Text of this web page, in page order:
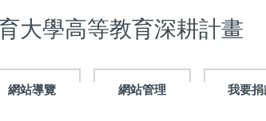
大學高等教育深耕計畫
網站導覽 網站管理 我要